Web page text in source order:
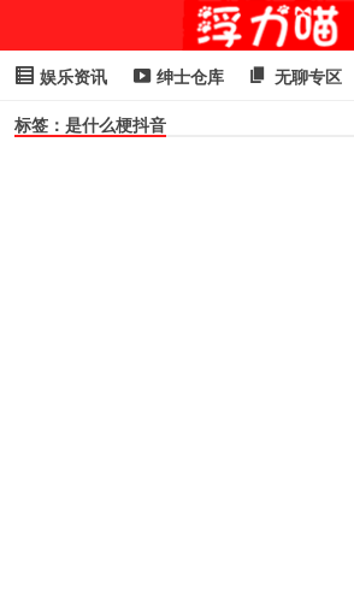
娱乐资讯 绅士仓库 无聊专区
浮力GIF 明星头条
标签：是什么梗抖音